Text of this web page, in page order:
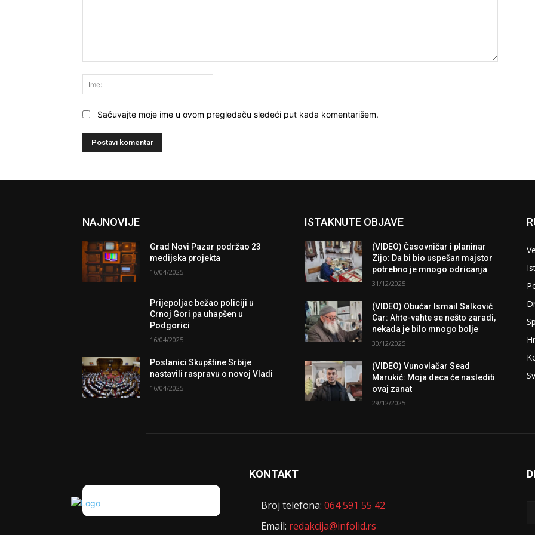
Sačuvajte moje ime u ovom pregledaču sledeći put kada komentarišem.
NAJNOVIJE
Grad Novi Pazar podržao 23
medijska projekta
16/04/2025
Prijepoljac bežao policiji u
Crnoj Gori pa uhapšen u
Podgorici
16/04/2025
Poslanici Skupštine Srbije
nastavili raspravu o novoj Vladi
16/04/2025
ISTAKNUTE OBJAVE
(VIDEO) Časovničar i planinar
Zijo: Da bi bio uspešan majstor
potrebno je mnogo odricanja
31/12/2025
(VIDEO) Obućar Ismail Salković
Car: Ahte-vahte se nešto zaradi,
nekada je bilo mnogo bolje
30/12/2025
(VIDEO) Vunovlačar Sead
Marukić: Moja deca će naslediti
ovaj zanat
29/12/2025
KONTAKT
Broj telefona: 064 591 55 42
Email: redakcija@infolid.rs